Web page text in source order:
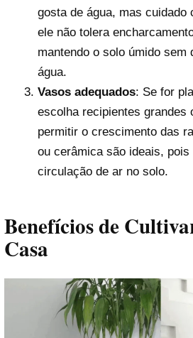
gosta de água, mas cuidado
ele não tolera
mantendo o solo úmido sem
água.
Vasos adequados: Se for
escolha recipientes grandes
permitir o crescimento das
ou cerâmica são ideais,
circulação de ar no solo.
Benefícios de
Casa